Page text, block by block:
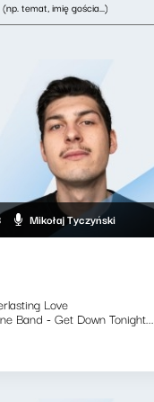
Mikołaj Tyczyński
Love
Band - Get Down Tonight...